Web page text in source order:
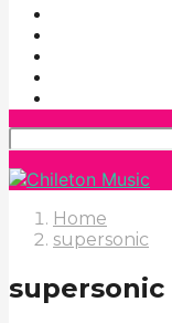
Home
supersonic
supersonic